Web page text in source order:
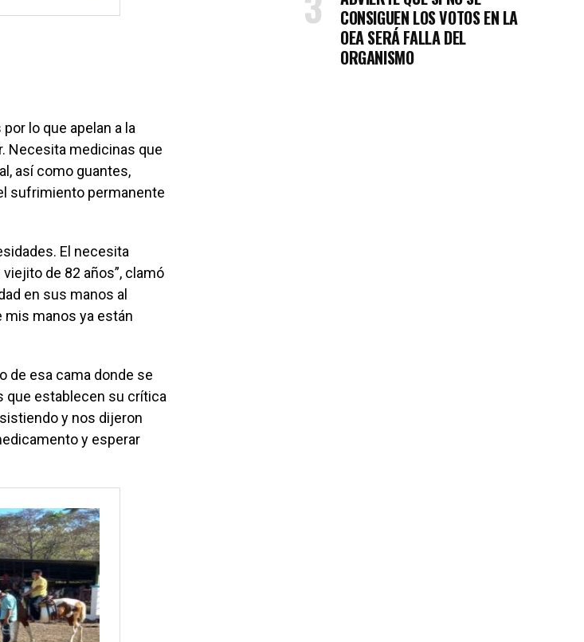
lo que apelan a la
Necesita medicinas que
así como guantes,
sufrimiento permanente
El necesita
de 82 años”, clamó
en sus manos al
mis manos ya están
de esa cama donde se
que establecen su crítica
y nos dijeron
y esperar
CONSIGUEN LOS VOTOS EN LA
OEA SERÁ FALLA DEL
ORGANISMO